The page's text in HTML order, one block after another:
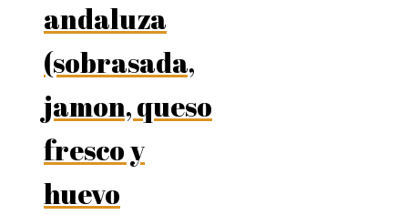
andaluza
(sobrasada,
jamon, queso
fresco y
huevo